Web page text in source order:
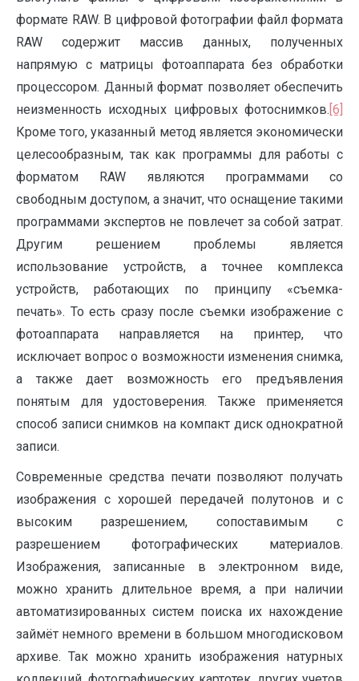
формате RAW. В цифровой фотографии файл формата
RAW содержит массив данных, полученных
напрямую с матрицы фотоаппарата без обработки
процессором. Данный формат позволяет обеспечить
неизменность исходных цифровых фотоснимков. [6]
Кроме того, указанный метод является экономически
целесообразным, так как программы для работы с
форматом RAW являются программами со
свободным доступом, а значит, что оснащение такими
программами экспертов не повлечет за собой затрат.
Другим решением проблемы является
использование устройств, а точнее комплекса
устройств, работающих по принципу «съемка-
печать». То есть сразу после съемки изображение с
фотоаппарата направляется на принтер, что
исключает вопрос о возможности изменения снимка,
а также дает возможность его предъявления
понятым для удостоверения. Также применяется
способ записи снимков на компакт диск однократной
записи.
Современные средства печати позволяют получать
изображения с хорошей передачей полутонов и с
высоким разрешением, сопоставимым с
разрешением фотографических материалов.
Изображения, записанные в электронном виде,
можно хранить длительное время, а при наличии
автоматизированных систем поиска их нахождение
займёт немного времени в большом многодисковом
архиве. Так можно хранить изображения натурных